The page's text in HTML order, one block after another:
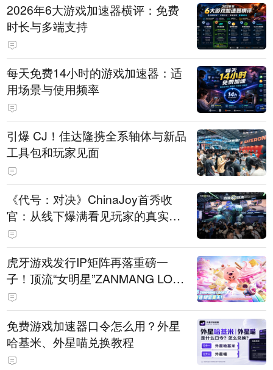
2026年6大游戏加速器横评：免费
时长与多端支持
每天免费14小时的游戏加速器：适
用场景与使用频率
引爆 CJ！佳达隆携全系轴体与新品
工具包和玩家见面
《代号：对决》ChinaJoy首秀收
官：从线下爆满看见玩家的真实期
待
虎牙游戏发行IP矩阵再落重磅一
子！顶流“女明星”ZANMANG LOO
PY 正版3D消除手游《消消奇遇》
惊喜曝光
免费游戏加速器口令怎么用？外星
哈基米、外星喵兑换教程